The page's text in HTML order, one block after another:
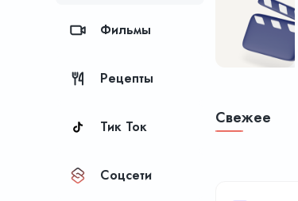
Фильмы
Рецепты
Тик Ток
Соцсети
Свежее